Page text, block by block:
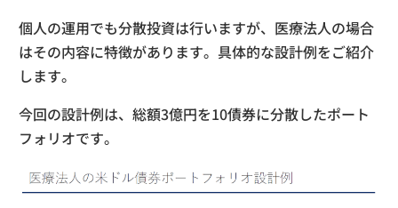
個人の運用でも分散投資は行いますが、医療法人の場合
はその内容に特徴があります。具体的な設計例をご紹介
します。
今回の設計例は、総額3億円を10債券に分散したポート
フォリオです。